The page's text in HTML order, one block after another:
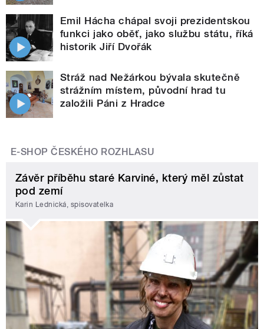
Emil Hácha chápal svoji prezidentskou
funkci jako oběť, jako službu státu, říká
historik Jiří Dvořák
Stráž nad Nežárkou bývala skutečně
strážním místem, původní hrad tu
založili Páni z Hradce
E-SHOP ČESKÉHO ROZHLASU
Závěr příběhu staré Karviné, který měl zůstat
pod zemí
Karin Lednická, spisovatelka